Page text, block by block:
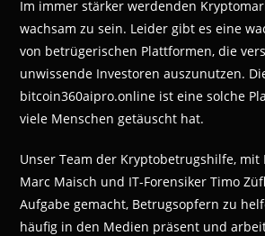
Im immer stärker werdenden
wachsam zu sein. Leider gibt es eine
von betrügerischen Plattformen, die
unwissende Investoren auszunutzen.
bitcoin360aipro.online ist eine solche
viele Menschen getäuscht hat.
Unser Team der Kryptobetrugshilfe, mit
Marc Maisch und IT-Forensiker Timo
Aufgabe gemacht, Betrugsopfern zu
häufig in den Medien präsent und